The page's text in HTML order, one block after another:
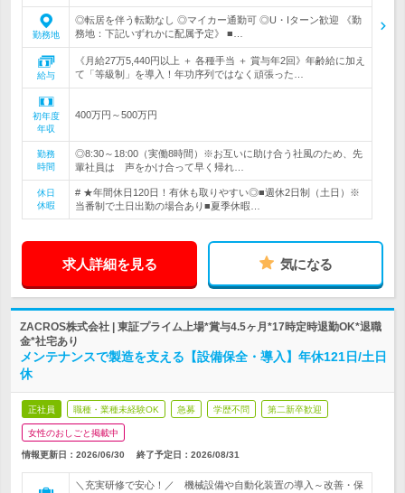
勤務地
◎転居を伴う転勤なし ◎マイカー通勤可 ◎U・Iターン歓迎 《勤
務地：下記いずれかに配属予定》 ■…
給与
《月給27万5,440円以上 ＋ 各種手当 ＋ 賞与年2回》年齢給に加え
て「等級制」を導入！年功序列ではなく頑張った…
初年度
年収
400万円～500万円
勤務
時間
◎8:30～18:00（実働8時間）※お互いに助け合う社風のため、先
輩社員は 声をかけ合って早く帰れ…
休日
休暇
# ★年間休日120日！有休も取りやすい◎■週休2日制（土日）※
当番制で土日出勤の場合あり■夏季休暇…
求人詳細を見る 気になる
ZACROS株式会社 | 東証プライム上場*賞与4.5ヶ月*17時定時退勤OK*退職
金*社宅あり
メンテナンスで製造を支える【設備保全・導入】年休121日/土日
休
正社員 職種・業種未経験OK 急募 学歴不問 第二新卒歓迎
女性のおしごと掲載中
情報更新日：2026/06/30 終了予定日： 2026/08/31
＼充実研修で安心！／ 機械設備や自動化装置の導入～改善・保